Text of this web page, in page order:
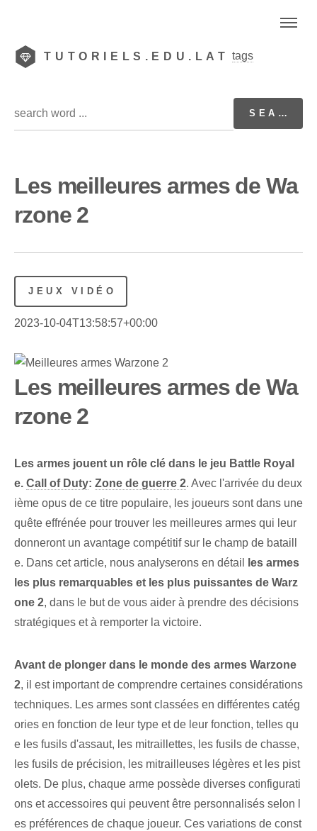
TUTORIELS.EDU.LAT tags
Les meilleures armes de Wa
rzone 2
JEUX VIDÉO
2023-10-04T13:58:57+00:00
Les meilleures armes de Wa
rzone 2
Les armes jouent un rôle clé dans le jeu Battle Royal
e. Call of Duty: Zone de guerre 2. Avec l'arrivée du deux
ième opus de ce titre populaire, les joueurs sont dans une
quête effrénée pour trouver les meilleures armes qui leur
donneront un avantage compétitif sur le champ de bataill
e. Dans cet article, nous analyserons en détail
les armes
les plus remarquables et les plus puissantes de Warz
one 2, dans le but de vous aider à prendre des décisions
stratégiques et à remporter la victoire.
Avant de plonger dans le monde des armes Warzone
2, il est important de comprendre certaines considérations
techniques. Les armes sont classées en différentes catég
ories en fonction de leur type et de leur fonction, telles qu
e les fusils d'assaut, les mitraillettes, les fusils de chasse,
les fusils de précision, les mitrailleuses légères et les pist
olets. De plus, chaque arme possède diverses configurati
ons et accessoires qui peuvent être personnalisés selon l
es préférences de chaque joueur. Ces variations de const